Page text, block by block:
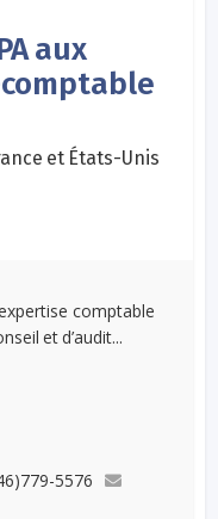
aux
et États-Unis
comptable
et d’audit...
5576